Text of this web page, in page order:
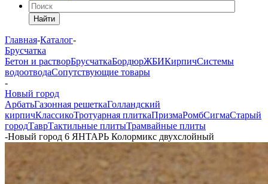
Найти
Главная-Каталог-
Брусчатка
Бетон и растворБрусчаткаБордюрЖБИКирпичСистемы
водоотводаСопутствующие товары
-
Новый город
АрбатьГазонная решеткаГолландский
кирпичКлассикоТротуарная плиткаПризмаРомбСигмаСтарый
городТаврТактильные плитыТрамвайные плиты
-Новый город 6 ЯНТАРЬ Колормикс двухслойный